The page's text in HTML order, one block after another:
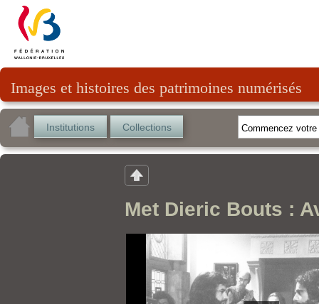
Images et histoires des patrimoines numérisés
Institutions Collections
Met Dieric Bouts :